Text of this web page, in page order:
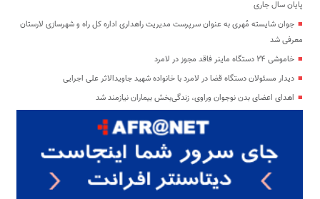
پایان سال جاری
جوان شایسته مُهری به عنوان سرپرست مدیریت راهداری اداره کل راه و شهرسازی لارستان
معرفی شد
خاموشی ۲۴ دستگاه ماینر فاقد مجوز در لامرد
دیدار مسئولان دستگاه قضا در لامرد با خانواده شهید جاویدالاثر علی اجرایی
اهدای اعضای بدن نوجوان وراوی، زندگی‌بخش بیماران نیازمند شد